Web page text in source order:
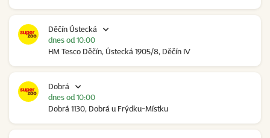
Děčín Ústecká
HM Tesco Děčín, Ústecká 1905/8, Děčín IV
dnes od 10:00
Dobrá
Dobrá 1130, Dobrá u Frýdku-Místku
dnes od 10:00